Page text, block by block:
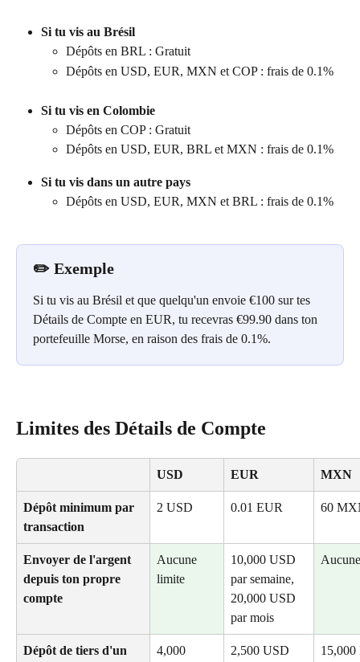
Si tu vis au Brésil
Dépôts en BRL : Gratuit
Dépôts en USD, EUR, MXN et COP : frais de 0.1%
Si tu vis en Colombie
Dépôts en COP : Gratuit
Dépôts en USD, EUR, BRL et MXN : frais de 0.1%
Si tu vis dans un autre pays
Dépôts en USD, EUR, MXN et BRL : frais de 0.1%
✏️ Exemple
Si tu vis au Brésil et que quelqu'un envoie €100 sur tes
Détails de Compte en EUR, tu recevras €99.90 dans ton
portefeuille Morse, en raison des frais de 0.1%.
Limites des Détails de Compte
USD EUR MXN
Dépôt minimum par
transaction
2 USD 0.01 EUR 60
Envoyer de l'argent
depuis ton propre
compte
Aucune
limite
10,000 USD
par semaine,
20,000 USD
par mois
Dépôt de tiers d'un
4,000
2,500 USD